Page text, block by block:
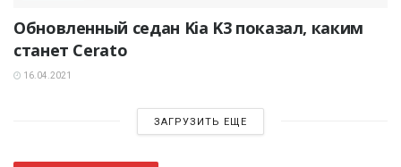
Обновленный седан Kia K3 показал, каким
станет Cerato
16.04.2021
ЗАГРУЗИТЬ ЕЩЕ